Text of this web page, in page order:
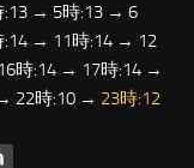
→ 5時:13 → 6
→ 11時:14 → 12
時:14 → 17時:14 →
22時:10 → 23時:12